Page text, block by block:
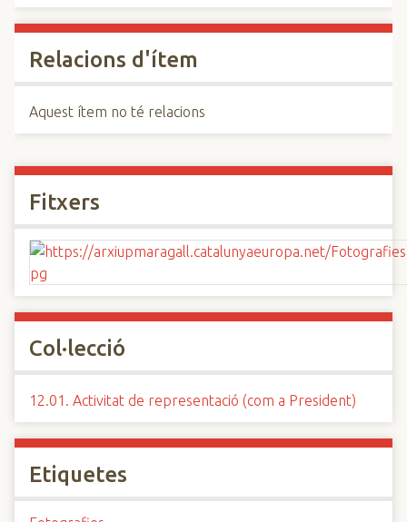
Relacions d'ítem
Aquest ítem no té relacions
Fitxers
Col·lecció
12.01. Activitat de representació (com a President)
Etiquetes